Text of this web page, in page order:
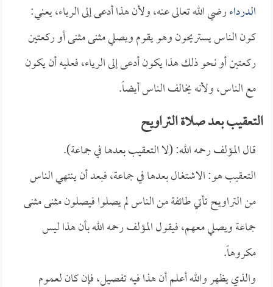
الدرداءرضي الله تعالى عنه، ولأن هذا أدعى إلى الرياء، يعني:
كون الناس يستريحون وهو يقوم ويصلي مثنى مثنى أو ركعتين
ركعتين أو نحو ذلك هذا يكون أدعى إلى الرياء، فعليه أن يكون
مع الناس، ولأنه يخالف الناس أيضاً.
التعقيب بعد صلاة التراويح
قال المؤلف رحمه الله: (لا التعقيب بعدها في جماعة).
التعقيب هو: الاشتغال بعدها في جماعة، فبعد أن ينتهي الناس
من التراويح تأتي طائفة من الناس لم يصلوا فيصلون مثنى مثنى
جماعة ويصلي معهم، فيقول المؤلف رحمه الله بأن هذا ليس
مكروهاً.
والذي يظهر والله أعلم أن هذا فيه تفصيل، فإن كان لعموم